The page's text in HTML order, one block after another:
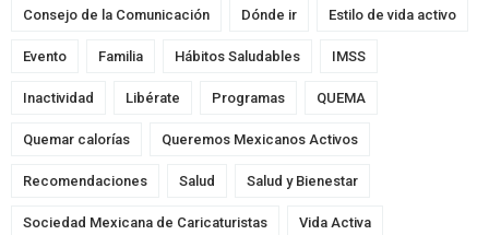
Consejo de la Comunicación Dónde ir Estilo de vida activo
Evento Familia Hábitos Saludables IMSS
Inactividad Libérate Programas QUEMA
Quemar calorías Queremos Mexicanos Activos
Recomendaciones Salud Salud y Bienestar
Sociedad Mexicana de Caricaturistas Vida Activa